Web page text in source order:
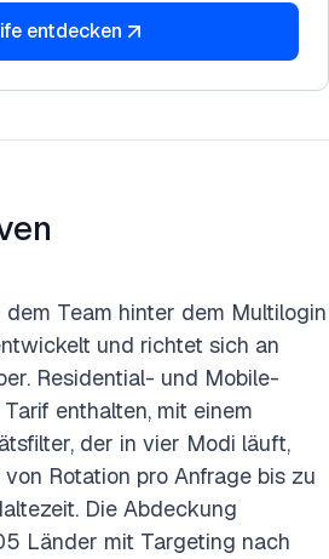
entdecken
Team hinter dem Multilogin
und richtet sich an
Residential- und Mobile-
enthalten, mit einem
der in vier Modi läuft,
Rotation pro Anfrage bis zu
Die Abdeckung
Länder mit Targeting nach